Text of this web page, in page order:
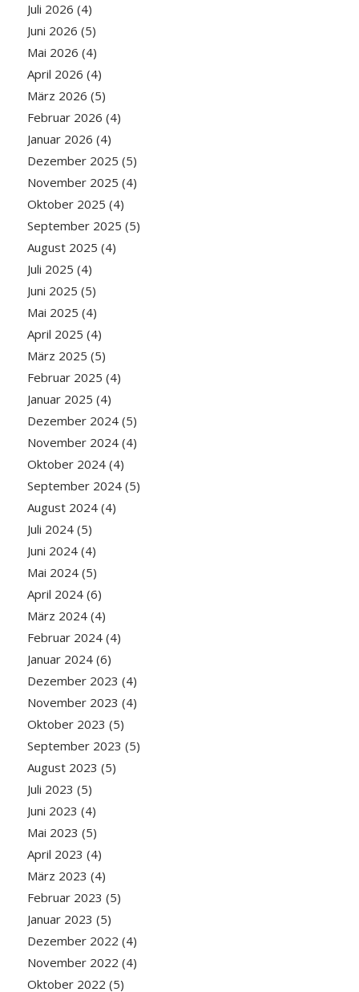
Juli 2026 (4)
Juni 2026 (5)
Mai 2026 (4)
April 2026 (4)
März 2026 (5)
Februar 2026 (4)
Januar 2026 (4)
Dezember 2025 (5)
November 2025 (4)
Oktober 2025 (4)
September 2025 (5)
August 2025 (4)
Juli 2025 (4)
Juni 2025 (5)
Mai 2025 (4)
April 2025 (4)
März 2025 (5)
Februar 2025 (4)
Januar 2025 (4)
Dezember 2024(5)
November 2024(4)
Oktober 2024(4)
September 2024(5)
August 2024(4)
Juli 2024(5)
Juni 2024(4)
Mai 2024(5)
April 2024(6)
März 2024(4)
Februar 2024(4)
Januar 2024(6)
Dezember 2023 (4)
November 2023 (4)
Oktober 2023 (5)
September 2023 (5)
August 2023 (5)
Juli 2023 (5)
Juni 2023 (4)
Mai 2023 (5)
April 2023 (4)
März 2023 (4)
Februar 2023 (5)
Januar 2023 (5)
Dezember 2022 (4)
November 2022 (4)
Oktober 2022 (5)